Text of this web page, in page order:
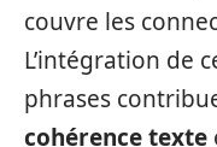
couvre les
L’intégration de
phrases
cohérence texte